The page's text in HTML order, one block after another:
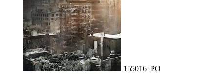
155016_PO